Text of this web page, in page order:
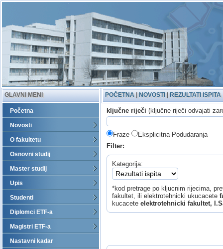
GLAVNI MENI
Početna
Novosti
O fakultetu
Osnovni studij
Master studij
Upis
Studenti
Diplomci ETF-a
Magistri ETF-a
Nastavni kadar
POČETNA | NOVOSTI | REZULTATI ISPITA
ključne riječi (ključne riječi odvajati
Fraze
Eksplicitna Podudaranja
Filter:
Kategorija:
*kod pretrage po kljucnim rijecima,
fakultet, ili elektrotehnicki ukucacete
kucacete elektrotehnicki fakultet,